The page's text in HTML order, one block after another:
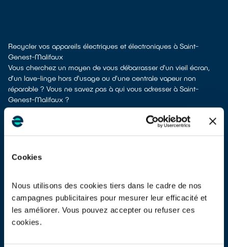
Cookies
Nous utilisons des cookies tiers dans le cadre de nos
campagnes publicitaires pour mesurer leur efficacité et
les améliorer. Vous pouvez accepter ou refuser ces
cookies.
Recycler vos appareils électriques et électroniques à Saint-
Genest-Malifaux
Vous cherchez un moyen de vous débarrasser d'un vieil écran,
d’un lave-linge hors d'usage ou d'une centrale vapeur non
réparable ? Vous ne savez pas à qui vous adresser à Saint-
Genest-Malifaux ?
Ces appareils se composent d'éléments polluants, il est donc
primordial de ne pas les jeter en mélange avec les ordures
À Saint-Genest-Malifaux, différents moyens existent pour vous
les donner à un réseau solidairesi votre appareil est en état de
marche ou réparable
les déposer en déchetterie
reprendre à la livraison
d’un appareil électrique neuf
lesfaire reprendre en magasin